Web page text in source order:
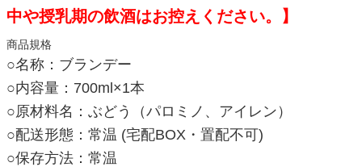
中や授乳期の飲酒はお控えください。】
商品規格
○名称：ブランデー
○内容量：700ml×1本
○原材料名：ぶどう（パロミノ、アイレン）
○配送形態：常温 (宅配BOX・置配不可)
○保存方法：常温